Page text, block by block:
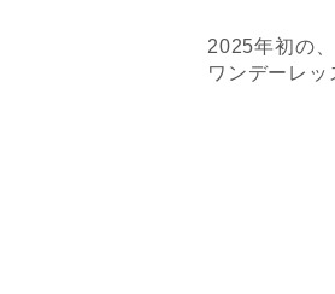
2025年初の、
ワンデーレ